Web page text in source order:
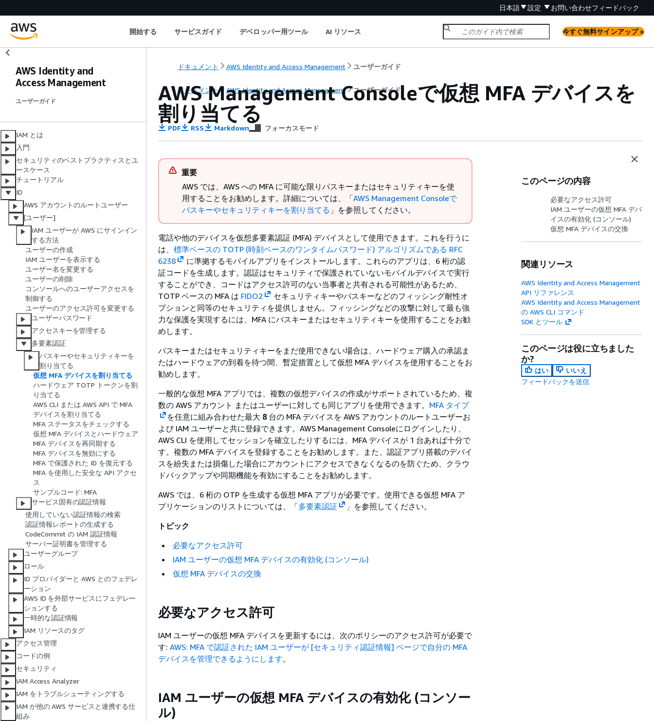
日本語 設定 お問い合わせフィードバック
開始する サービスガイド デベロッパー用ツール AI リソース 今すぐ無料サインアップ »
AWS Identity and
Access Management
ユーザーガイド
IAM とは
入門
セキュリティのベストプラクティスとユ
ースケース
チュートリアル
ID
AWS アカウントのルートユーザー
[ユーザー]
IAM ユーザーが AWS にサインイン
する方法
ユーザーの作成
IAM ユーザーを表示する
ユーザー名を変更する
ユーザーの削除
コンソールへのユーザーアクセスを
制御する
ユーザーのアクセス許可を変更する
ユーザーパスワード
アクセスキーを管理する
多要素認証
パスキーやセキュリティキーを
割り当てる
仮想 MFA デバイスを割り当てる
ハードウェア TOTP トークンを割
り当てる
AWS CLI または AWS API で MFA
デバイスを割り当てる
MFA ステータスをチェックする
仮想 MFA デバイスとハードウェア
MFA デバイスを再同期する
MFA デバイスを無効にする
MFA で保護された ID を復元する
MFA を使用した安全な API アクセ
ス
サンプルコード: MFA
サービス固有の認証情報
使用していない認証情報の検索
認証情報レポートの生成する
CodeCommit の IAM 認証情報
サーバー証明書を管理する
ユーザーグループ
ロール
ID プロバイダーと AWS とのフェデレ
ーション
AWS ID を外部サービスにフェデレー
ションする
一時的な認証情報
IAM リソースのタグ
アクセス管理
コードの例
セキュリティ
IAM Access Analyzer
IAM をトラブルシューティングする
IAM が他の AWS サービスと連携する仕
組み
ドキュメント AWS Identity and Access Management ユーザーガイド
ドキュメント AWS Identity and Access Management ユーザーガイド
AWS Management Consoleで仮想 MFA デバイスを
割り当てる
PDF RSS Markdown フォーカスモード
重要
AWS では、AWS への MFA に可能な限りパスキーまたはセキュリティキーを使
用することをお勧めします。詳細については、「AWS Management Consoleで
パスキーやセキュリティキーを割り当てる 」を参照してください。
電話や他のデバイスを仮想多要素認証 (MFA) デバイスとして使用できます。これを行うに
は、 標準ベースの TOTP (時刻ベースのワンタイムパスワード) アルゴリズムである RFC
6238
に準拠するモバイルアプリをインストールします。これらのアプリは、6 桁の認
証コードを生成します。認証はセキュリティで保護されていないモバイルデバイスで実行
することができ、コードはアクセス許可のない当事者と共有される可能性があるため、
TOTP ベースの MFA は FIDO2
セキュリティキーやパスキーなどのフィッシング耐性オ
プションと同等のセキュリティを提供しません。フィッシングなどの攻撃に対して最も強
力な保護を実現するには、MFA にパスキーまたはセキュリティキーを使用することをお勧
めします。
パスキーまたはセキュリティキーをまだ使用できない場合は、ハードウェア購入の承認ま
たはハードウェアの到着を待つ間、暫定措置として仮想 MFA デバイスを使用することをお
勧めします。
一般的な仮想 MFA アプリでは、複数の仮想デバイスの作成がサポートされているため、複
数の AWS アカウント またはユーザーに対しても同じアプリを使用できます。 MFA タイプ
を任意に組み合わせた最大 8台の MFA デバイスを AWS アカウントのルートユーザーお
よび IAM ユーザーと共に登録できます。AWS Management Consoleにログインしたり、
AWS CLI を使用してセッションを確立したりするには、MFA デバイスが 1 台あれば十分で
す。複数の MFA デバイスを登録することをお勧めします。また、認証アプリ搭載のデバイ
スを紛失または損傷した場合にアカウントにアクセスできなくなるのを防ぐため、クラウ
ドバックアップや同期機能を有効にすることをお勧めします。
AWS では、6 桁の OTP を生成する仮想 MFA アプリが必要です。使用できる仮想 MFA ア
プリケーションのリストについては、「多要素認証
」を参照してください。
トピック
必要なアクセス許可
IAM ユーザーの仮想 MFA デバイスの有効化 (コンソール)
仮想 MFA デバイスの交換
必要なアクセス許可
IAM ユーザーの仮想 MFA デバイスを更新するには、次のポリシーのアクセス許可が必要で
す: AWS: MFA で認証された IAM ユーザーが [セキュリティ認証情報] ページで自分の MFA
デバイスを管理できるようにします。
IAM ユーザーの仮想 MFA デバイスの有効化 (コンソー
ル)
このページの内容
必要なアクセス許可
IAM ユーザーの仮想 MFA デバ
イスの有効化 (コンソール)
仮想 MFA デバイスの交換
関連リソース
AWS Identity and Access Management
API リファレンス
AWS Identity and Access Management
の AWS CLI コマンド
SDK とツール
このページは役に立ちました
か?
はい
いいえ
フィードバックを送信